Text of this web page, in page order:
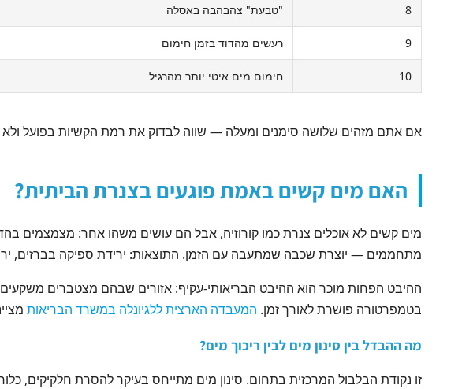
8 "טבעת" צהבהבה באסלה
9 רעשים מהדוד בזמן חימום
10 חימום מים איטי יותר מהרגיל
אם אתם מזהים שלושה סימנים ומעלה — שווה לבדוק את רמת הקשיות בפועל
האם מים קשים באמת פוגעים בצנרת הביתית?
מים קשים לא אוכלים צנרת כמו קורוזיה, אבל הם עושים משהו אחר: מצמצמים
מתחממים — יוצרת שכבה שמתעבה עם הזמן. התוצאות: ירידת ספיקה בברזים,
ההיבט הפחות מוכר הוא ההיבט הבריאותי-עקיף: אזורים שבהם מצטברים משקעים
בטמפרטורה פושרת לאורך זמן. המעבדה הארצית ללגיונלה במשרד הבריאות
מה ההבדל בין סינון מים לבין ריכוך מים?
זו נקודת הבלבול המרכזית בתחום. סינון מים מתייחס בעיקר להסרת חלקיקים,